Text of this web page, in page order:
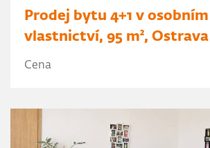
Prodej bytu 4+1 v osobním
vlastnictví, 95 m²,
Cena